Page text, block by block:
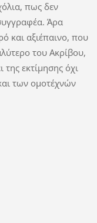
πως δεν
Άρα
και αξιέπαινο, που
του Ακρίβου,
εκτίμησης όχι
των ομοτέχνών